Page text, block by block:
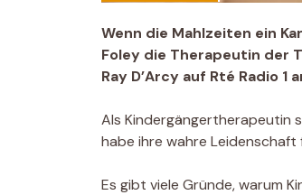
Wenn die Mahlzeiten ein
Foley die Therapeutin der
Ray D’Arcy auf Rté Radio 1
Als Kindergängertherapeutin
habe ihre wahre Leidenschaft
Es gibt viele Gründe, warum